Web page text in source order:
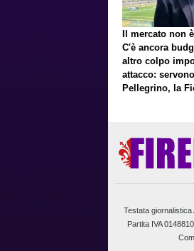
Il mercato non
C'è ancora
altro colpo
attacco:
Pellegrino, la
Testata
Partita IVA